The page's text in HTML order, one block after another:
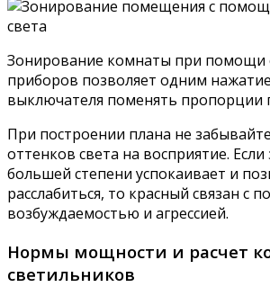
Зонирование комнаты при помощи
приборов позволяет одним
выключателя поменять пропорции
При построении плана не
оттенков света на восприятие.
большей степени успокаивает и
расслабиться, то красный связан с
возбуждаемостью и агрессией.
Нормы мощности и расчет
светильников